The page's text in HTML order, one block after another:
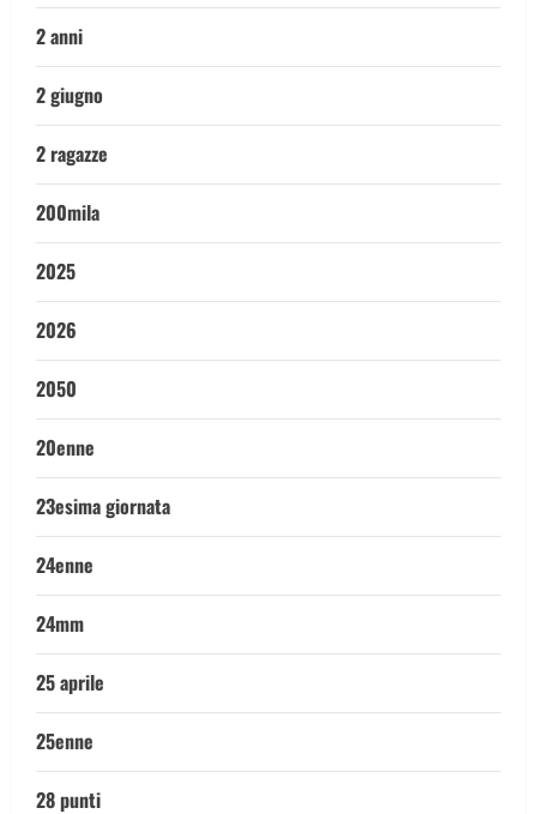
2 anni
2 giugno
2 ragazze
200mila
2025
2026
2050
20enne
23esima giornata
24enne
24mm
25 aprile
25enne
28 punti